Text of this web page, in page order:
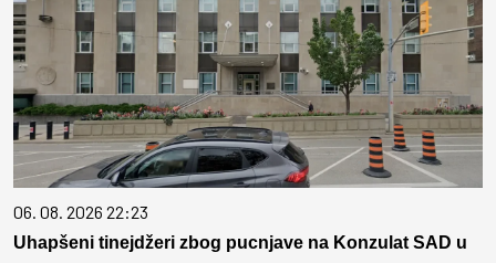
06. 08. 2026 22:23
Uhapšeni tinejdžeri zbog pucnjave na Konzulat SAD u